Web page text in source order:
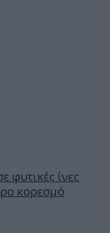
φυτικές ίνες
κορεσμό